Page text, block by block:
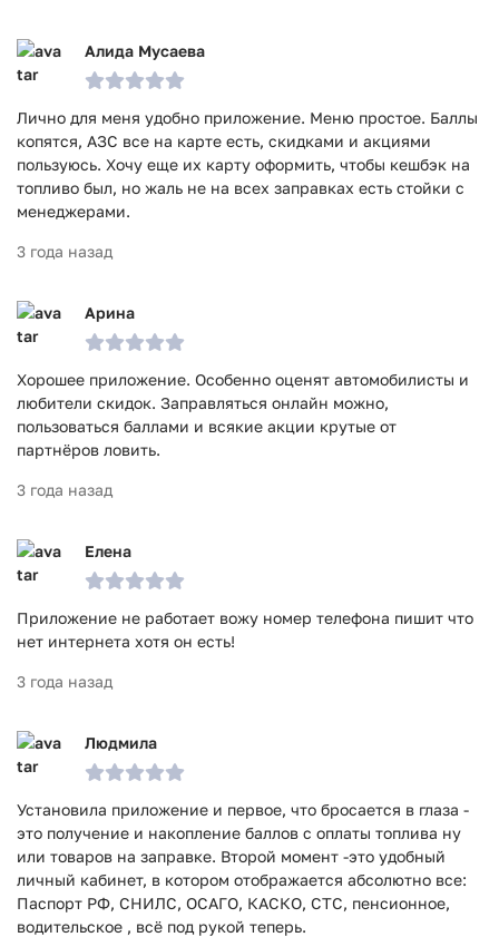
Алида Мусаева
Лично для меня удобно приложение. Меню простое. Баллы
копятся, АЗС все на карте есть, скидками и акциями
пользуюсь. Хочу еще их карту оформить, чтобы кешбэк на
топливо был, но жаль не на всех заправках есть стойки с
менеджерами.
3 года назад
Арина
Хорошее приложение. Особенно оценят автомобилисты и
любители скидок. Заправляться онлайн можно,
пользоваться баллами и всякие акции крутые от
партнёров ловить.
3 года назад
Елена
Приложение не работает вожу номер телефона пишит что
нет интернета хотя он есть!
3 года назад
Людмила
Установила приложение и первое, что бросается в глаза -
это получение и накопление баллов с оплаты топлива ну
или товаров на заправке. Второй момент -это удобный
личный кабинет, в котором отображается абсолютно все:
Паспорт РФ, СНИЛС, ОСАГО, КАСКО, СТС, пенсионное,
водительское , всё под рукой теперь.